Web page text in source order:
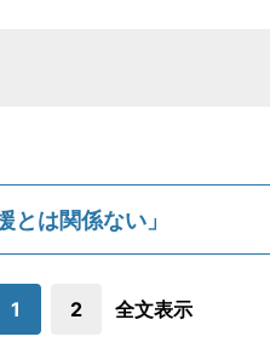
とは関係ない」
1 2 全文表示